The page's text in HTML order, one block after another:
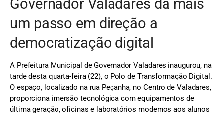
Governador Valadares dá mais
um passo em direção a
democratização digital
A Prefeitura Municipal de Governador Valadares inaugurou, na
tarde desta quarta-feira (22), o Polo de Transformação Digital.
O espaço, localizado na rua Peçanha, no Centro de Valadares,
proporciona imersão tecnológica com equipamentos de
última geração, oficinas e laboratórios modernos aos alunos